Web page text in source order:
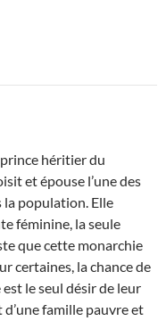
héritier du
et épouse l’une des
la population. Elle
féminine, la seule
que cette monarchie
certaines, la chance de
le seul désir de leur
famille pauvre et